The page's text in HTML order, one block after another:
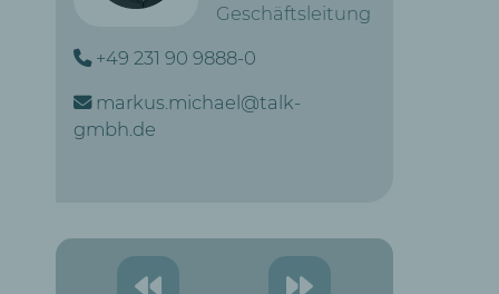
Geschäftsleitung
+49 231 90 9888-0
markus.michael@talk-
gmbh.de